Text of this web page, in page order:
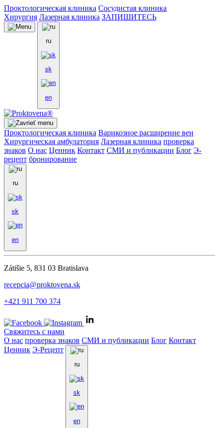
Проктологическая клиника Сосудистая клиника
Хирургия Лазерная клиника ЗАПИШИТЕСЬ
ru
sk
en
Проктологическая клиника Варикозное расширение вен
Хирургическая амбулатория Лазерная клиника проверка
знаков О нас Ценник Контакт СМИ и публикации Блог Э-
рецепт бронирование
ru
sk
en
Zátišie 5, 831 03 Bratislava
recepcia@proktovena.sk
+421 911 700 374
Свяжитесь с нами
О нас проверка знаков СМИ и публикации Блог Контакт
Ценник Э-Рецепт
ru
sk
en